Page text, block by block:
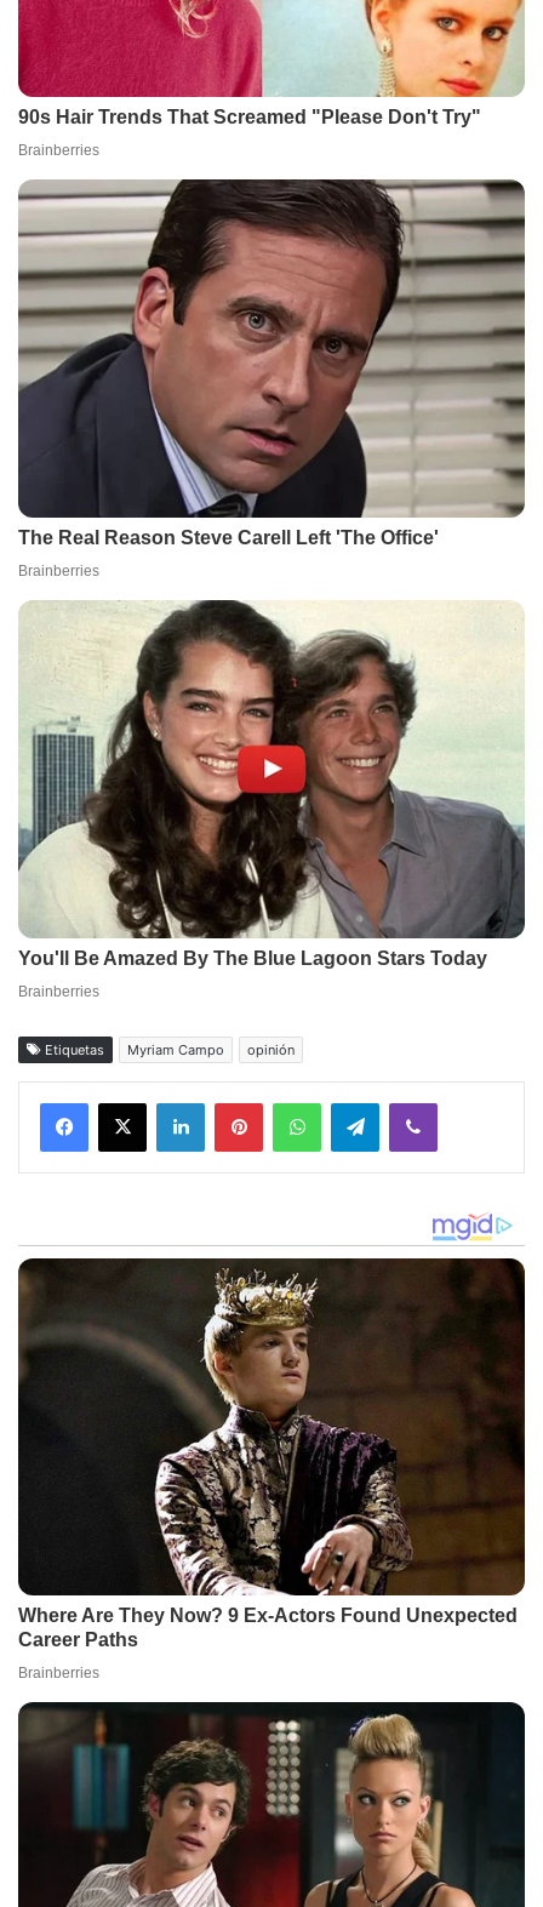
Etiquetas Myriam Campo opinión
Facebook
X LinkedInPinterestWhatsAppTelegramViber